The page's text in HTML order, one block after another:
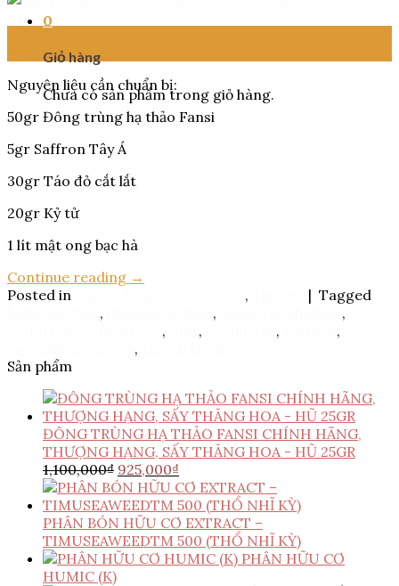
0
Giỏ hàng
Chưa có sản phẩm trong giỏ hàng.
Nguyên liệu cần chuẩn bị:
50gr Đông trùng hạ thảo Fansi
5gr Saffron Tây Á
30gr Táo đỏ cắt lắt
20gr Kỷ tử
1 lít mật ong bạc hà
Continue reading →
Posted in
, | Tagged
, ,
,
, , ,
,
,
Sản phẩm
ĐÔNG TRÙNG HẠ THẢO FANSI CHÍNH HÃNG,
THƯỢNG HẠNG, SẤY THĂNG HOA - HŨ 25GR
1,100,000₫ Giá
gốc
là:
1,100,000₫.
925,000₫
hiện
tại
là:
925,000₫.
PHÂN BÓN HỮU CƠ EXTRACT –
TIMUSEAWEEDTM 500 (THỔ NHĨ KỲ)
PHÂN HỮU CƠ
HUMIC (K)